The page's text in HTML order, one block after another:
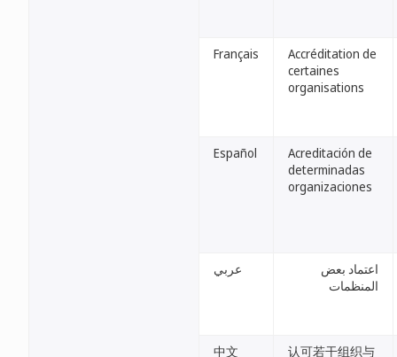
Français
Accréditation de
certaines
organisations
Español
Acreditación de
determinadas
organizaciones
عربي
اعتماد بعض
المنظمات
中文 认可若干组织与